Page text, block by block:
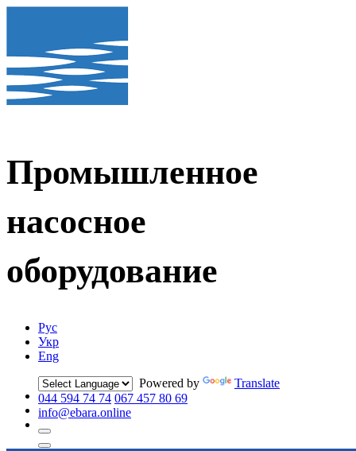
Промышленное
насосное
оборудование
Рус
Укр
Eng
Powered by
Translate
044 594 74 74 067 457 80 69
info@ebara.online